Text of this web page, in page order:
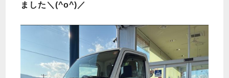
ました＼(^o^)／